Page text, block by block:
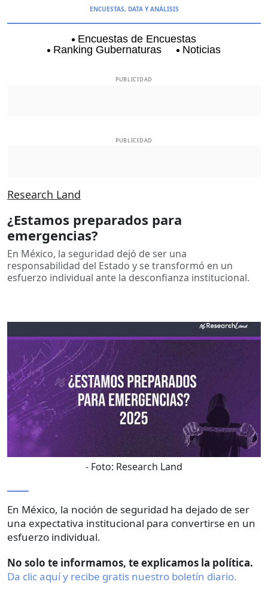
ENCUESTAS, DATA Y ANÁLISIS
Encuestas de Encuestas
Ranking Gubernaturas
Noticias
PUBLICIDAD
PUBLICIDAD
Research Land
¿Estamos preparados para
emergencias?
En México, la seguridad dejó de ser una
responsabilidad del Estado y se transformó en un
esfuerzo individual ante la desconfianza institucional.
- Foto: Research Land
En México, la noción de seguridad ha dejado de ser
una expectativa institucional para convertirse en un
esfuerzo individual.
No solo te informamos, te explicamos la política.
Da clic aquí y recibe gratis nuestro boletín diario.